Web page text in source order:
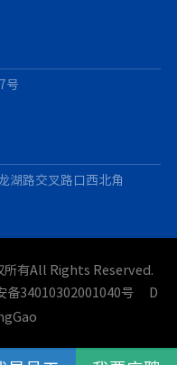
号
湖路交叉路口西北角
有All Rights Reserved.
备34010302001040号
D